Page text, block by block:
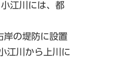
江川には、都
岸の堤防に設置
江川から上川に